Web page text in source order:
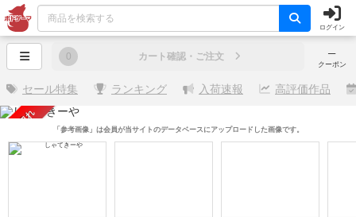
ログイン
─
クーポン
0 カート確認・ご注文
セール特集 ランキング 入荷速報 高評価作品
売り切れ 「参考画像」は会員が当サイトのデータベースにアップロードした画像です。